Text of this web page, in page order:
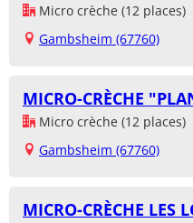
Micro crèche (12 places)
Gambsheim (67760)
MICRO-CRÈCHE
Micro crèche (12 places)
Gambsheim (67760)
MICRO-CRÈCHE LES